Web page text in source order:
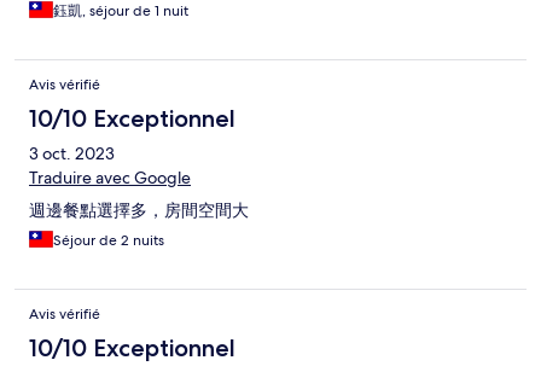
鈺凱, séjour de 1 nuit
Avis vérifié
10/10 Exceptionnel
3 oct. 2023
Traduire avec Google
週邊餐點選擇多，房間空間大
Séjour de 2 nuits
Avis vérifié
10/10 Exceptionnel